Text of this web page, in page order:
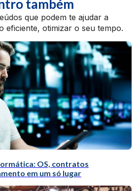
também
que podem te ajudar a
eficiente, otimizar o seu tempo.
OS, contratos
em um só lugar